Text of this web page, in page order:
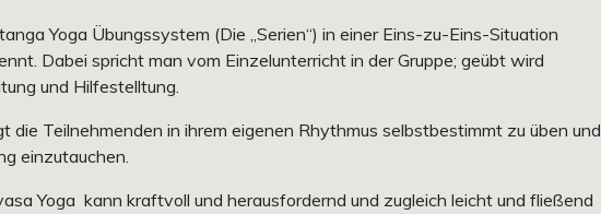
Yoga Übungssystem (Die „Serien“) in einer Eins-zu-Eins-Situation
Dabei spricht man vom Einzelunterricht in der Gruppe; geübt wird
und Hilfestelltung.
Teilnehmenden in ihrem eigenen Rhythmus selbstbestimmt zu üben und
einzutauchen.
Yoga kann kraftvoll und herausfordernd und zugleich leicht und fließend